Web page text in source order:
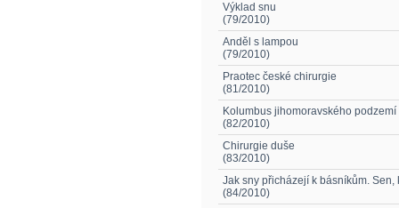
Výklad snu
(79/2010)
Anděl s lampou
(79/2010)
Praotec české chirurgie
(81/2010)
Kolumbus jihomoravského podzemí
(82/2010)
Chirurgie duše
(83/2010)
Jak sny přicházejí k básníkům. Sen,
(84/2010)